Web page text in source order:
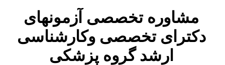
مشاوره تخصصی آزمونهای
دکترای تخصصی وکارشناسی
ارشد گروه پزشکی